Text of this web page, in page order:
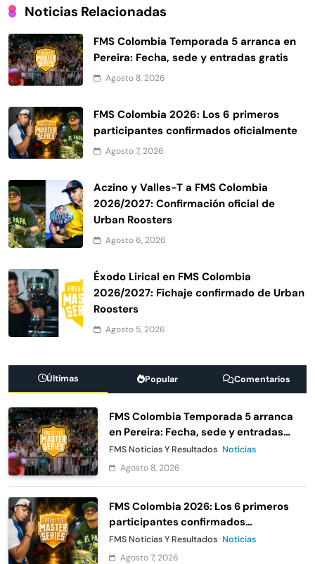
Noticias Relacionadas
FMS Colombia Temporada 5 arranca en
Pereira: Fecha, sede y entradas gratis
Agosto 8, 2026
FMS Colombia 2026: Los 6 primeros
participantes confirmados oficialmente
Agosto 7, 2026
Aczino y Valles-T a FMS Colombia
2026/2027: Confirmación oficial de
Urban Roosters
Agosto 6, 2026
Éxodo Lirical en FMS Colombia
2026/2027: Fichaje confirmado de Urban
Roosters
Agosto 5, 2026
Últimas Popular Comentarios
FMS Colombia Temporada 5 arranca
en Pereira: Fecha, sede y entradas
gratis
FMS Noticias Y Resultados Noticias
Agosto 8, 2026
FMS Colombia 2026: Los 6 primeros
participantes confirmados
oficialmente
FMS Noticias Y Resultados Noticias
Agosto 7, 2026